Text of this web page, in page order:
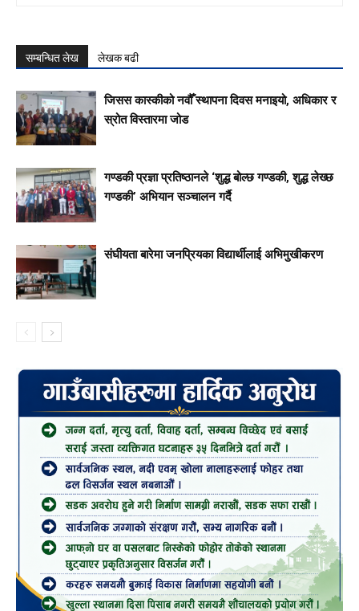
सम्बन्धित लेख लेखक बढी
जिसस कास्कीको नवौँ स्थापना दिवस मनाइयो, अधिकार र
स्रोत विस्तारमा जोड
गण्डकी प्रज्ञा प्रतिष्ठानले ‘शुद्ध बोल्छ गण्डकी, शुद्ध लेख्छ
गण्डकी’ अभियान सञ्चालन गर्दै
संघीयता बारेमा जनप्रियका विद्यार्थीलाई अभिमुखीकरण